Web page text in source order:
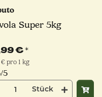
Super 5kg
€*
pro 1 kg
5
Stück